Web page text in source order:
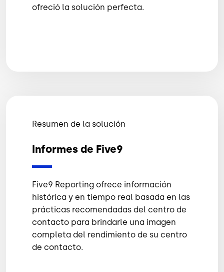
ofreció la solución perfecta.
Resumen de la solución
Informes de Five9
Five9 Reporting ofrece información
histórica y en tiempo real basada en las
prácticas recomendadas del centro de
contacto para brindarle una imagen
completa del rendimiento de su centro
de contacto.